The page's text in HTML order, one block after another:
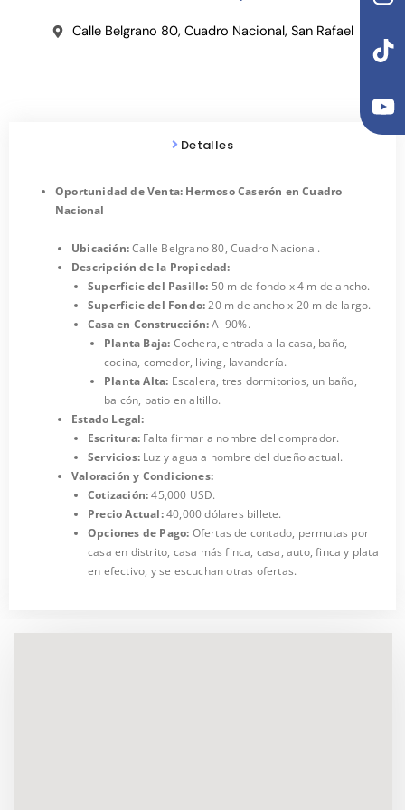
t
a
g
r
a
t
o
k
t
u
b
e
Calle Belgrano 80, Cuadro Nacional, San Rafael
Detalles
Oportunidad de Venta: Hermoso Caserón en Cuadro
Nacional
Ubicación:Calle Belgrano 80, Cuadro Nacional.
Descripción de la Propiedad:
Superficie del Pasillo: 50 m de fondo x 4 m de ancho.
Superficie del Fondo:20 m de ancho x 20 m de largo.
Casa en Construcción:Al 90%.
Planta Baja: Cochera, entrada a la casa, baño,
cocina, comedor, living, lavandería.
Planta Alta: Escalera, tres dormitorios, un baño,
balcón, patio en altillo.
Estado Legal:
Escritura: Falta firmar a nombre del comprador.
Servicios: Luz y agua a nombre del dueño actual.
Valoración y Condiciones:
Cotización:45,000 USD.
Precio Actual:40,000 dólares billete.
Opciones de Pago: Ofertas de contado, permutas por
casa en distrito, casa más finca, casa, auto, finca y plata
en efectivo, y se escuchan otras ofertas.